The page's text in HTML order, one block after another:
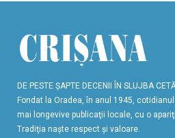
DE PESTE ŞAPTE DECENII ÎN SLUJBA
Fondat la Oradea, în anul 1945,
mai longevive publicaţii locale, cu o
Tradiţia naşte respect şi valoare.